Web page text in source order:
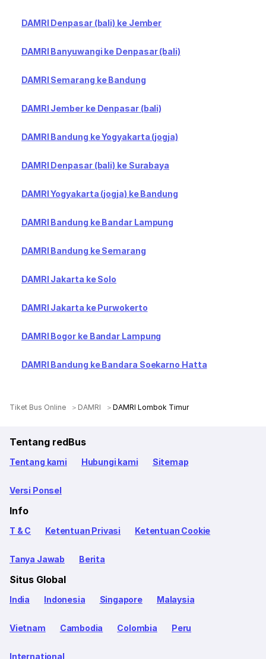
DAMRI Denpasar (bali) ke Jember
DAMRI Banyuwangi ke Denpasar (bali)
DAMRI Semarang ke Bandung
DAMRI Jember ke Denpasar (bali)
DAMRI Bandung ke Yogyakarta (jogja)
DAMRI Denpasar (bali) ke Surabaya
DAMRI Yogyakarta (jogja) ke Bandung
DAMRI Bandung ke Bandar Lampung
DAMRI Bandung ke Semarang
DAMRI Jakarta ke Solo
DAMRI Jakarta ke Purwokerto
DAMRI Bogor ke Bandar Lampung
DAMRI Bandung ke Bandara Soekarno Hatta
Tiket Bus Online DAMRI DAMRI Lombok Timur
Tentang redBus
Tentang kami Hubungi kami Sitemap
Versi Ponsel
Info
T & C Ketentuan Privasi Ketentuan Cookie
Tanya Jawab Berita
Situs Global
India Indonesia Singapore Malaysia
Vietnam Cambodia Colombia Peru
International